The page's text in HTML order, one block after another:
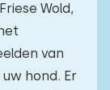
Wold,
van
hond. Er